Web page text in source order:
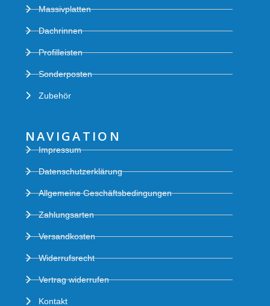
Massivplatten
Dachrinnen
Profilleisten
Sonderposten
Zubehör
NAVIGATION
Impressum
Datenschutzerklärung
Allgemeine Geschäftsbedingungen
Zahlungsarten
Versandkosten
Widerrufsrecht
Vertrag widerrufen
Kontakt